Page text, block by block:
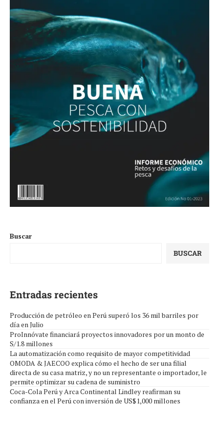
Buscar
BUSCAR
Entradas recientes
Producción de petróleo en Perú superó los 36 mil barriles por
día en Julio
ProInnóvate financiará proyectos innovadores por un monto de
S/1.8 millones
La automatización como requisito de mayor competitividad
OMODA & JAECOO explica cómo el hecho de ser una filial
directa de su casa matriz, y no un representante o importador, le
permite optimizar su cadena de suministro
Coca-Cola Perú y Arca Continental Lindley reafirman su
confianza en el Perú con inversión de US$1,000 millones